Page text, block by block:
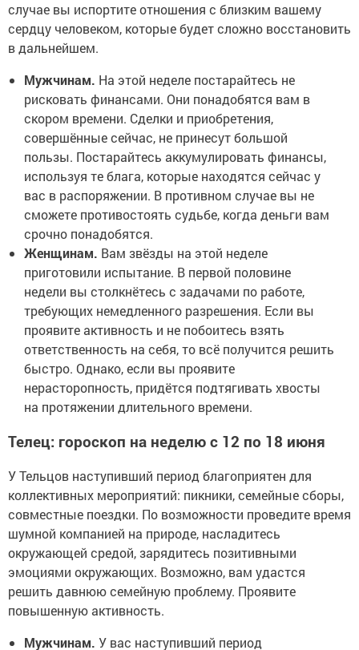
случае вы испортите отношения с близким вашему
сердцу человеком, которые будет сложно восстановить
в дальнейшем.
Мужчинам. На этой неделе постарайтесь не
рисковать финансами. Они понадобятся вам в
скором времени. Сделки и приобретения,
совершённые сейчас, не принесут большой
пользы. Постарайтесь аккумулировать финансы,
используя те блага, которые находятся сейчас у
вас в распоряжении. В противном случае вы не
сможете противостоять судьбе, когда деньги вам
срочно понадобятся.
Женщинам. Вам звёзды на этой неделе
приготовили испытание. В первой половине
недели вы столкнётесь с задачами по работе,
требующих немедленного разрешения. Если вы
проявите активность и не побоитесь взять
ответственность на себя, то всё получится решить
быстро. Однако, если вы проявите
нерасторопность, придётся подтягивать хвосты
на протяжении длительного времени.
Телец: гороскоп на неделю с 12 по 18 июня
У Тельцов наступивший период благоприятен для
коллективных мероприятий: пикники, семейные сборы,
совместные поездки. По возможности проведите время
шумной компанией на природе, насладитесь
окружающей средой, зарядитесь позитивными
эмоциями окружающих. Возможно, вам удастся
решить давнюю семейную проблему. Проявите
повышенную активность.
Мужчинам. У вас наступивший период